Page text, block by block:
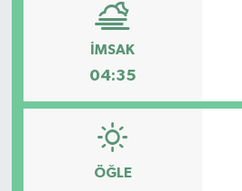
İMSAK
04:35
ÖĞLE
RESMİ İLANLAR
KÜLTÜR
MAGAZİN